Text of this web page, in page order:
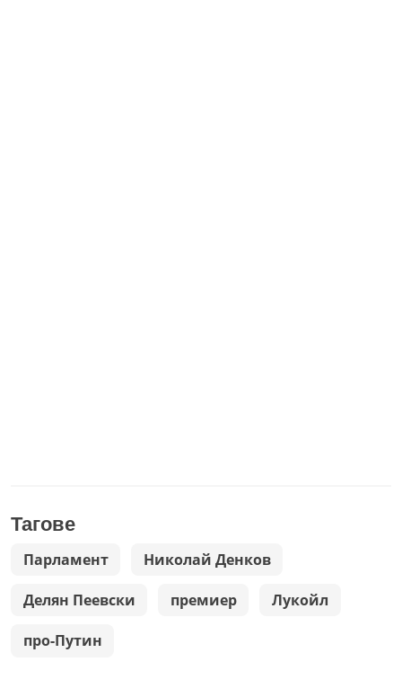
Тагове
Парламент Николай Денков
Делян Пеевски премиер Лукойл
про-Путин